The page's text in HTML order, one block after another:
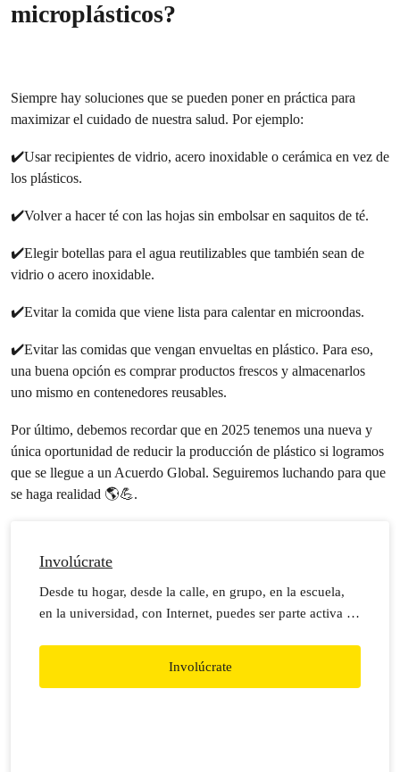
microplásticos?
Siempre hay soluciones que se pueden poner en práctica para
maximizar el cuidado de nuestra salud. Por ejemplo:
✔️Usar recipientes de vidrio, acero inoxidable o cerámica en vez de
los plásticos.
✔️Volver a hacer té con las hojas sin embolsar en saquitos de té.
✔️Elegir botellas para el agua reutilizables que también sean de
vidrio o acero inoxidable.
✔️Evitar la comida que viene lista para calentar en microondas.
✔️Evitar las comidas que vengan envueltas en plástico. Para eso,
una buena opción es comprar productos frescos y almacenarlos
uno mismo en contenedores reusables.
Por último, debemos recordar que en 2025 tenemos una nueva y
única oportunidad de reducir la producción de plástico si logramos
que se llegue a un Acuerdo Global. Seguiremos luchando para que
se haga realidad 🌎💪.
Involúcrate
Desde tu hogar, desde la calle, en grupo, en la escuela,
en la universidad, con Internet, puedes ser parte activa de
Involúcrate